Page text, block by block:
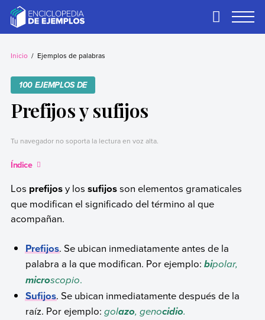
contentEjemplos
Necesitas ejemplos.
Primary
Inicio Ejemplos de palabras
100 EJEMPLOS DE
Prefijos y sufijos
Tu navegador no soporta la lectura en voz alta.
Índice
Los prefijosy los sufijosson elementos gramaticales
que modifican el significado del término al que
acompañan.
Prefijos. Se ubican inmediatamente antes de la
palabra a la que modifican. Por ejemplo:bipolar,
microscopio.
Sufijos. Se ubican inmediatamente después de la
raíz. Por ejemplo:golazo, genocidio.